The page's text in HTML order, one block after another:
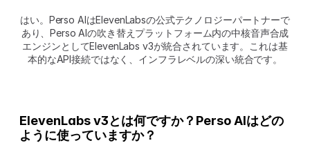
はい。Perso AIはElevenLabsの公式テクノロジーパートナーで
あり、Perso AIの吹き替えプラットフォーム内の中核音声合成
エンジンとしてElevenLabs v3が統合されています。これは基
本的なAPI接続ではなく、インフラレベルの深い統合です。
ElevenLabs v3とは何ですか？Perso AIはどの
ように使っていますか？